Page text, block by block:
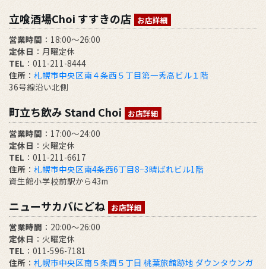
立喰酒場Choi すすきの店 お店詳細
営業時間 ：18:00～26:00
定休日 ：月曜定休
TEL ：011-211-8444
住所 ： 札幌市中央区南４条西５丁目第一秀高ビル１階
36号線沿い北側
町立ち飲み Stand Choi お店詳細
営業時間 ：17:00〜24:00
定休日 ：火曜定休
TEL ：011-211-6617
住所 ： 札幌市中央区南4条西6丁目8−3晴ばれビル1階
資生館小学校前駅から43m
ニューサカバにどね お店詳細
営業時間 ：20:00～26:00
定休日 ：火曜定休
TEL ：011-596-7181
住所 ： 札幌市中央区南５条西５丁目 桃葉旅館跡地 ダウンタウンガ